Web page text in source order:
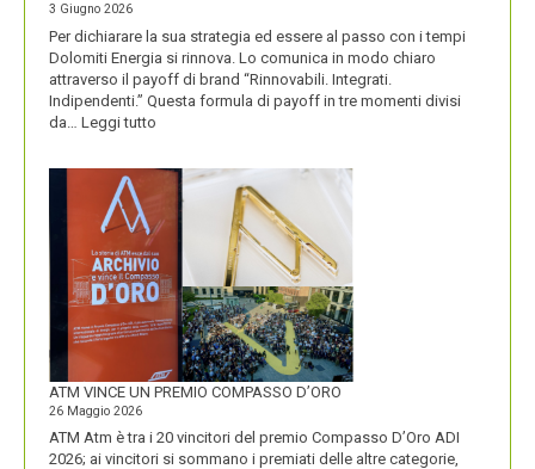
3 Giugno 2026
Per dichiarare la sua strategia ed essere al passo con i tempi
Dolomiti Energia si rinnova. Lo comunica in modo chiaro
attraverso il payoff di brand “Rinnovabili. Integrati.
Indipendenti.” Questa formula di payoff in tre momenti divisi
da… Leggi tutto
NUOVO
LOGO
DOLOMITI
ENERGIA
MOSTRA
LA
SUA
IDENTITÀ
FORTE
ATM VINCE UN PREMIO COMPASSO D’ORO
26 Maggio 2026
ATM Atm è tra i 20 vincitori del premio Compasso D’Oro ADI
2026; ai vincitori si sommano i premiati delle altre categorie,